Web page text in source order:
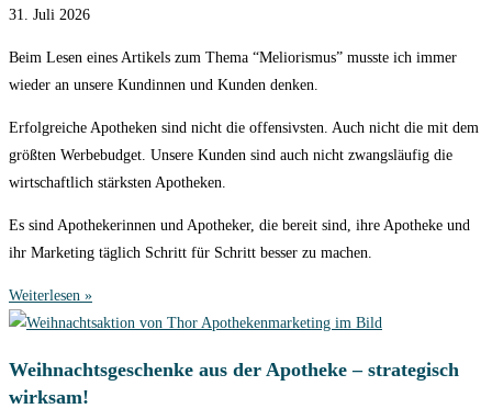
31. Juli 2026
Beim Lesen eines Artikels zum Thema “Meliorismus” musste ich immer
wieder an unsere Kundinnen und Kunden denken.
Erfolgreiche Apotheken sind nicht die offensivsten. Auch nicht die mit dem
größten Werbebudget. Unsere Kunden sind auch nicht zwangsläufig die
wirtschaftlich stärksten Apotheken.
Es sind Apothekerinnen und Apotheker, die bereit sind, ihre Apotheke und
ihr Marketing täglich Schritt für Schritt besser zu machen.
Weiterlesen »
Weihnachtsgeschenke aus der Apotheke – strategisch
wirksam!